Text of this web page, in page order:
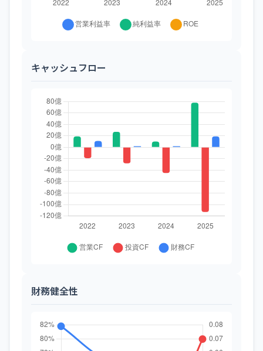
キャッシュフロー
財務健全性